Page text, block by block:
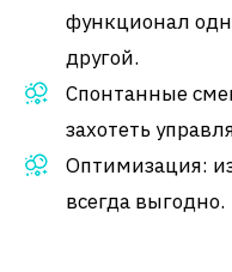
функционал
другой.
Спонтанные
захотеть
Оптимизация:
всегда выгодно.